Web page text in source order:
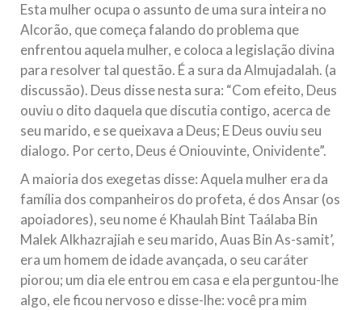
Esta mulher ocupa o assunto de uma sura inteira no
Alcorão, que começa falando do problema que
enfrentou aquela mulher, e coloca a legislação divina
para resolver tal questão. É a sura da Almujadalah. (a
discussão). Deus disse nesta sura: “Com efeito, Deus
ouviu o dito daquela que discutia contigo, acerca de
seu marido, e se queixava a Deus; E Deus ouviu seu
dialogo. Por certo, Deus é Oniouvinte, Onividente”.
A maioria dos exegetas disse: Aquela mulher era da
família dos companheiros do profeta, é dos Ansar (os
apoiadores), seu nome é Khaulah Bint Taálaba Bin
Malek Alkhazrajiah e seu marido, Auas Bin As-samit’,
era um homem de idade avançada, o seu caráter
piorou; um dia ele entrou em casa e ela perguntou-lhe
algo, ele ficou nervoso e disse-lhe: você pra mim